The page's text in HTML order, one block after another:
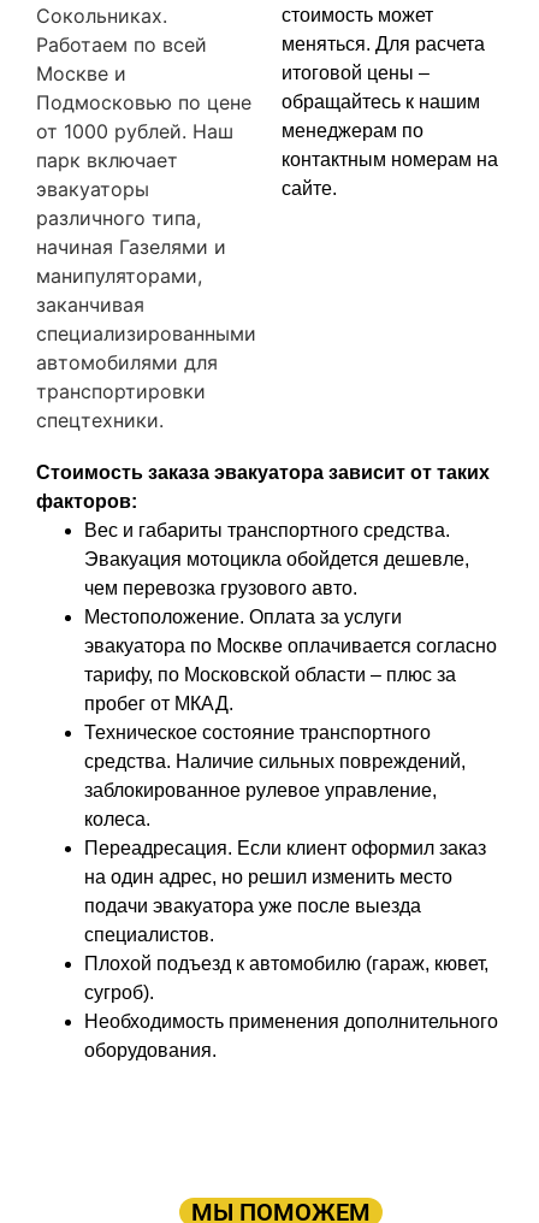
Сокольниках.
Работаем по всей
Москве и
Подмосковью по цене
от 1000 рублей. Наш
парк включает
эвакуаторы
различного типа,
начиная Газелями и
манипуляторами,
заканчивая
специализированными
автомобилями для
транспортировки
спецтехники.
стоимость может
меняться. Для расчета
итоговой цены –
обращайтесь к нашим
менеджерам по
контактным номерам на
сайте.
Стоимость заказа эвакуатора зависит от таких
факторов:
Вес и габариты транспортного средства.
Эвакуация мотоцикла обойдется дешевле,
чем перевозка грузового авто.
Местоположение. Оплата за услуги
эвакуатора по Москве оплачивается согласно
тарифу, по Московской области – плюс за
пробег от МКАД.
Техническое состояние транспортного
средства. Наличие сильных повреждений,
заблокированное рулевое управление,
колеса.
Переадресация. Если клиент оформил заказ
на один адрес, но решил изменить место
подачи эвакуатора уже после выезда
специалистов.
Плохой подъезд к автомобилю (гараж, кювет,
сугроб).
Необходимость применения дополнительного
оборудования.
МЫ ПОМОЖЕМ